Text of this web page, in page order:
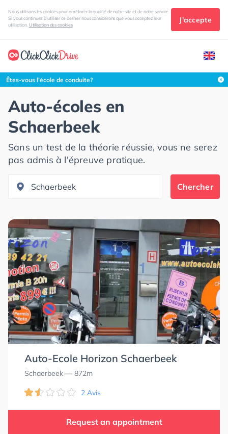
Nous utilisons les cookies pour améliorer la qualité de notre site et de notre service.
Si vous continuez à utiliser ce dernier nous considérons que vous acceptez leur
utilisation. Utilisation des cookies
J'accepte
Êtes-vous l'école de conduite?
Auto-écoles en
Schaerbeek
Sans un test de la théorie réussie, vous ne serez
pas admis à l'épreuve pratique.
Chercher
Auto-Ecole Horizon Schaerbeek
Schaerbeek — 872m
2 Avis
Request an appointment